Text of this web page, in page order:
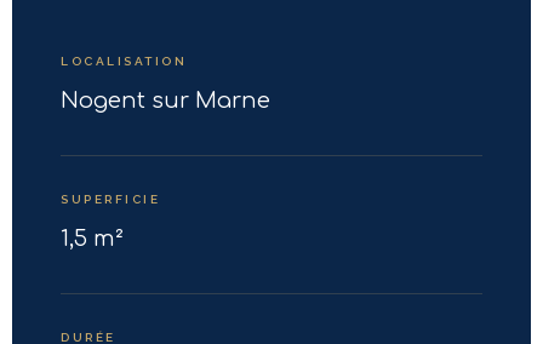
LOCALISATION
Nogent sur Marne
SUPERFICIE
1,5 m²
DURÉE